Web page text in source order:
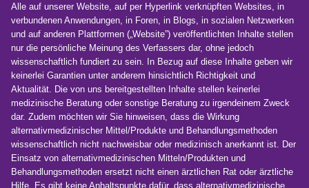
Alle auf unserer Website, auf per Hyperlink verknüpften Websites, in
verbundenen Anwendungen, in Foren, in Blogs, in sozialen Netzwerken
und auf anderen Plattformen („Website”) veröffentlichten Inhalte stellen
nur die persönliche Meinung des Verfassers dar, ohne jedoch
wissenschaftlich fundiert zu sein. In Bezug auf diese Inhalte geben wir
keinerlei Garantien unter anderem hinsichtlich Richtigkeit und
Aktualität. Die von uns bereitgestellten Inhalte stellen keinerlei
medizinische Beratung oder sonstige Beratung zu irgendeinem Zweck
dar. Zudem möchten wir Sie hinweisen, dass die Wirkung
alternativmedizinischer Mittel/Produkte und Behandlungsmethoden
wissenschaftlich nicht nachweisbar oder medizinisch anerkannt ist. Der
Einsatz von alternativmedizinischen Mitteln/Produkten und
Behandlungsmethoden ersetzt nicht einen ärztlichen Rat oder ärztliche
Hilfe. Es gibt keine Anhaltspunkte dafür, dass alternativmedizinische